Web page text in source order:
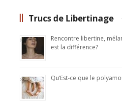
Trucs de Libertinage
Rencontre libertine,
est la différence?
Qu’Est-ce que le